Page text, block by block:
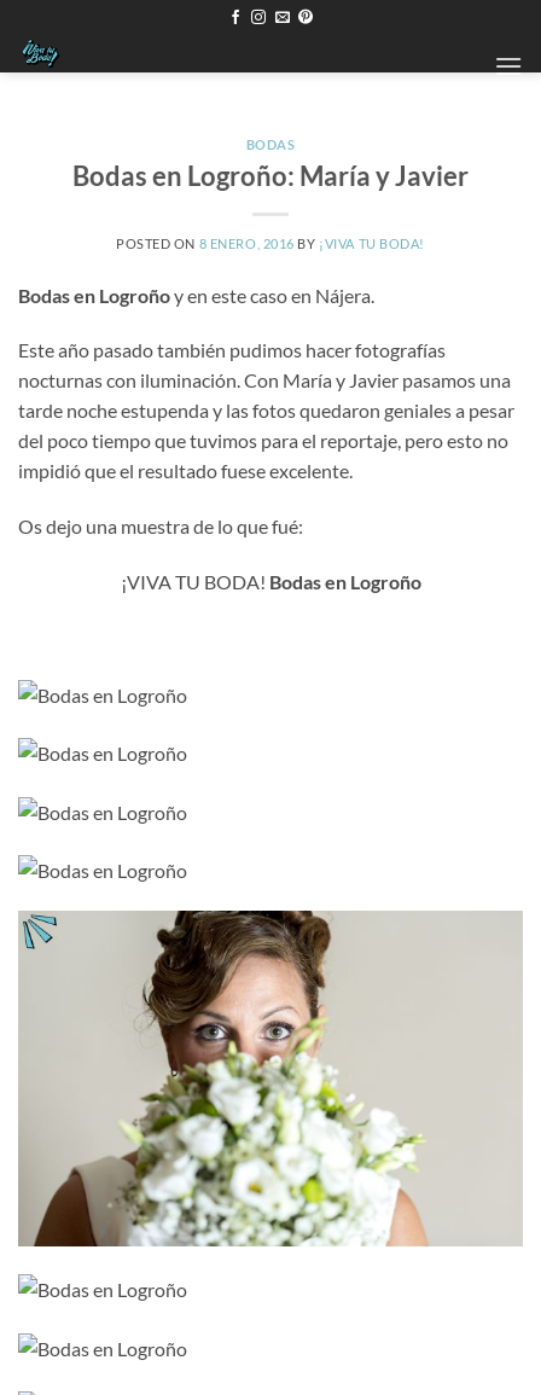
contenido
BODAS
Bodas en Logroño: María y Javier
POSTED ON 8 ENERO, 2016 BY ¡VIVA TU BODA!
Bodas en Logroñoy en este caso en Nájera.
Este año pasado también pudimos hacer fotografías
nocturnas con iluminación. Con María y Javier pasamos una
tarde noche estupenda y las fotos quedaron geniales a pesar
del poco tiempo que tuvimos para el reportaje, pero esto no
impidió que el resultado fuese excelente.
Os dejo una muestra de lo que fué:
¡VIVA TU BODA! Bodas en Logroño